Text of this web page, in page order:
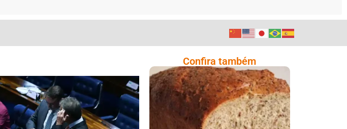
Confira também
Comer Bem: Pão Low
Carb